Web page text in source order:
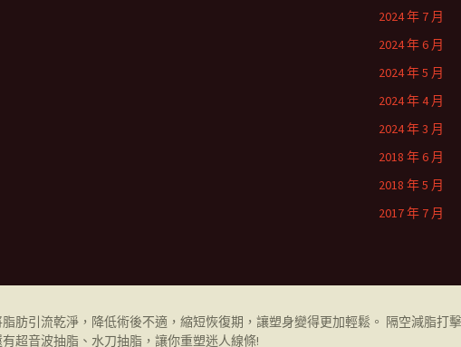
2024 年 7 月
2024 年 6 月
2024 年 5 月
2024 年 4 月
2024 年 3 月
2018 年 6 月
2018 年 5 月
2017 年 7 月
肪引流乾淨，降低術後不適，縮短恢復期，讓塑身變得更加輕鬆。 隔空減脂打
超音波抽脂、水刀抽脂，讓你重塑迷人線條!